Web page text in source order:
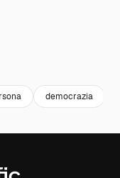
democrazia